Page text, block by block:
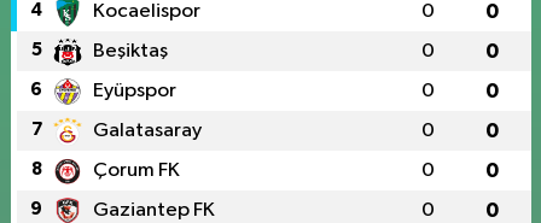
4 Kocaelispor 0 0
5 Beşiktaş 0 0
6 Eyüpspor 0 0
7 Galatasaray 0 0
8 Çorum FK 0 0
9 Gaziantep FK 0 0